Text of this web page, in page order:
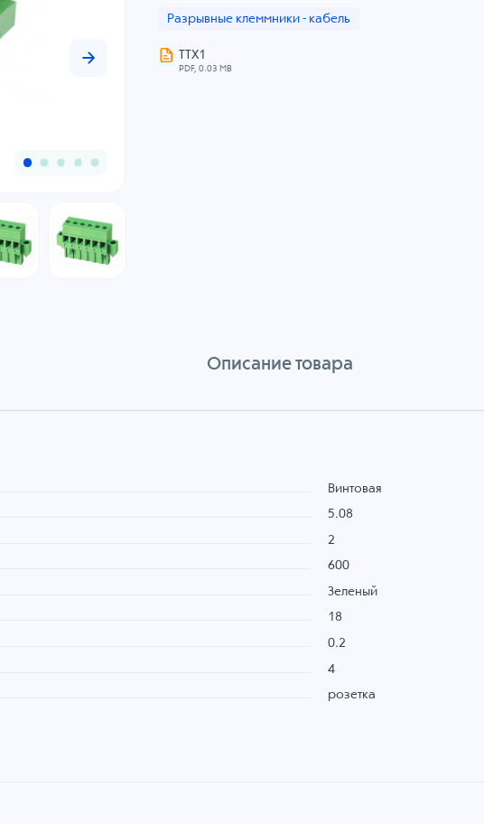
Разрывные клеммники - кабель
ТТХ1
PDF, 0.03 MB
Описание товара
Винтовая
5.08
2
600
Зеленый
18
0.2
4
розетка